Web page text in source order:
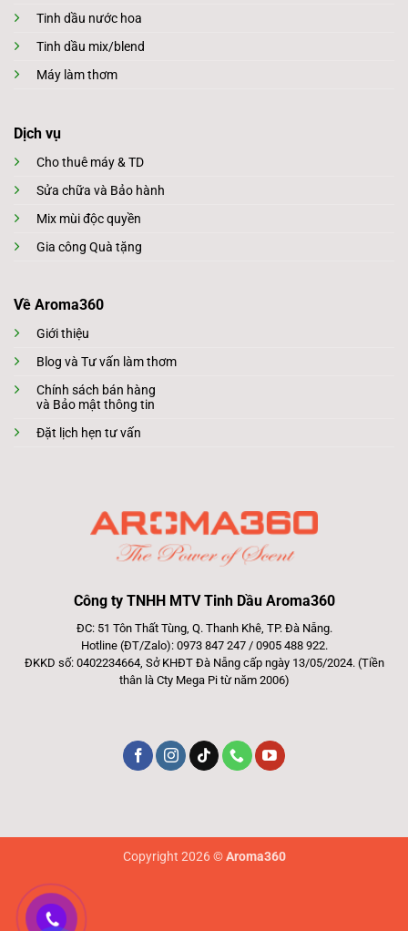
Tinh dầu nước hoa
Tinh dầu mix/blend
Máy làm thơm
Dịch vụ
Cho thuê máy & TD
Sửa chữa và Bảo hành
Mix mùi độc quyền
Gia công Quà tặng
Về Aroma360
Giới thiệu
Blog và Tư vấn làm thơm
Chính sách bán hàng
và Bảo mật thông tin
Đặt lịch hẹn tư vấn
Công ty TNHH MTV Tinh Dầu Aroma360
ĐC: 51 Tôn Thất Tùng, Q. Thanh Khê, TP. Đà Nẵng.
Hotline (ĐT/Zalo): 0973 847 247 / 0905 488 922.
ĐKKD số: 0402234664, Sở KHĐT Đà Nẵng cấp ngày 13/05/2024. (Tiền
thân là Cty Mega Pi từ năm 2006)
Copyright 2026 ©Aroma360